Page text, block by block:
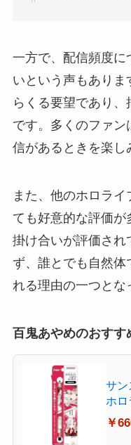
一方で、配信頻度に
いという声もあり
らくる要望であり
です。多くのファ
信があるときを楽し
また、他のホロラ
ても好意的な評価
掛け合いが評価され
ず、誰とでも自然体
れる理由の一つとな
百鬼あやめのおすす
サン
ホロ
ラ
￥